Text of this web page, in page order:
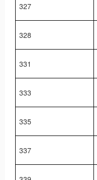
327
328
331
333
335
337